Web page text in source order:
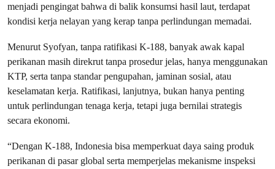
menjadi pengingat bahwa di balik konsumsi hasil laut, terdapat
kondisi kerja nelayan yang kerap tanpa perlindungan memadai.
Menurut Syofyan, tanpa ratifikasi K-188, banyak awak kapal
perikanan masih direkrut tanpa prosedur jelas, hanya menggunakan
KTP, serta tanpa standar pengupahan, jaminan sosial, atau
keselamatan kerja. Ratifikasi, lanjutnya, bukan hanya penting
untuk perlindungan tenaga kerja, tetapi juga bernilai strategis
secara ekonomi.
“Dengan K-188, Indonesia bisa memperkuat daya saing produk
perikanan di pasar global serta memperjelas mekanisme inspeksi